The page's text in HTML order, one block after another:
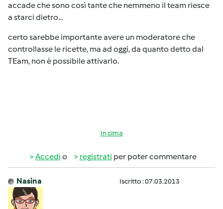
accade che sono così tante che nemmeno il team riesce
a starci dietro...
certo sarebbe importante avere un moderatore che
controllasse le ricette, ma ad oggi, da quanto detto dal
TEam, non è possibile attivarlo.
In cima
Accedi o registrati per poter commentare
Nasina Iscritto : 07.03.2013